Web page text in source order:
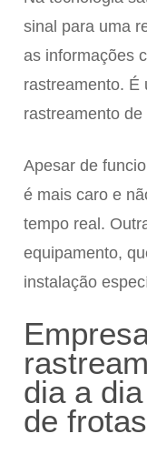
sinal para uma
as informações
rastreamento. É
rastreamento
Apesar de
é mais caro e
tempo real.
equipamento,
instalação
dia a
de